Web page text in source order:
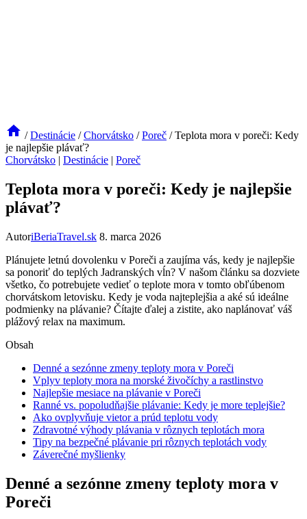
/ Destinácie / Chorvátsko / Poreč / Teplota mora v poreči: Kedy
je najlepšie plávať?
Chorvátsko | Destinácie | Poreč
Teplota mora v poreči: Kedy je najlepšie
plávať?
AutoriBeriaTravel.sk 8. marca 2026
Plánujete letnú dovolenku v Poreči a zaujíma vás, kedy je najlepšie
sa ponoriť do teplých Jadranských vĺn? V našom článku sa dozviete
všetko, čo potrebujete vedieť o teplote mora v tomto obľúbenom
chorvátskom letovisku. Kedy je voda najteplejšia a aké sú ideálne
podmienky na plávanie? Čítajte ďalej a zistite, ako naplánovať váš
plážový relax na maximum.
Obsah
Denné a sezónne zmeny teploty mora v Poreči
Vplyv teploty mora na morské živočíchy a rastlinstvo
Najlepšie mesiace na plávanie v Poreči
Ranné vs. popoludňajšie plávanie: Kedy je more teplejšie?
Ako ovplyvňuje vietor a prúd teplotu vody
Zdravotné výhody plávania v rôznych teplotách mora
Tipy na bezpečné plávanie pri rôznych teplotách vody
Záverečné myšlienky
Denné a sezónne zmeny teploty mora v
Poreči